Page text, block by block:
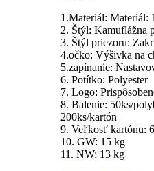
1.Materiál: Materiál:
2. Štýl: Kamuflážna
3. Štýl priezoru:
4.očko: Výšivka na
5.zapínanie:
6. Potítko: Polyester
7. Logo:
8. Balenie: 50ks/
200ks/kartón
9. Veľkosť kartónu:
10. GW: 15 kg
11. NW: 13 kg